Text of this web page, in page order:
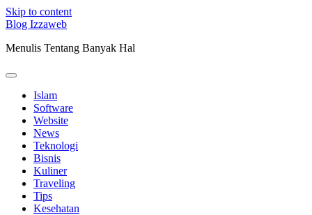
Skip to content
Blog Izzaweb
Menulis Tentang Banyak Hal
Islam
Software
Website
News
Teknologi
Bisnis
Kuliner
Traveling
Tips
Kesehatan